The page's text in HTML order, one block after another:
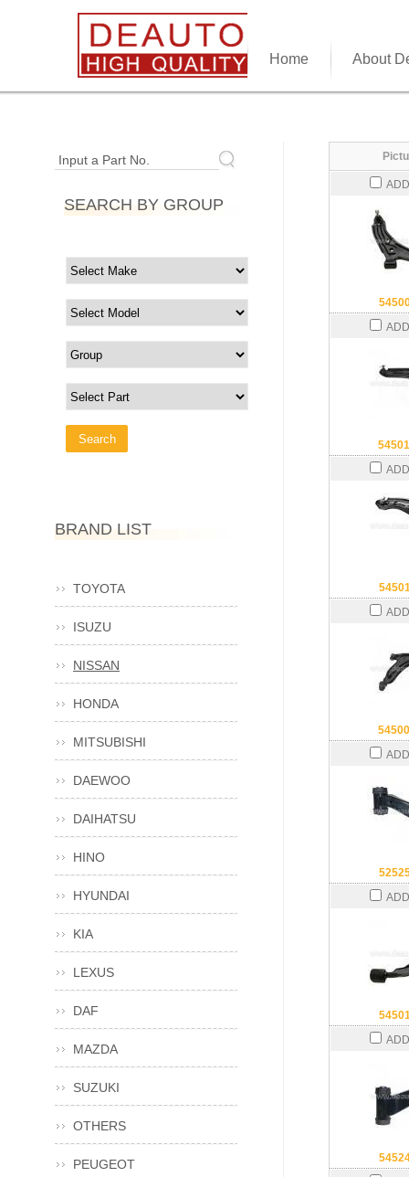
Home About
Input a Part No.
SEARCH BY GROUP
BRAND LIST
TOYOTA
ISUZU
NISSAN
HONDA
MITSUBISHI
DAEWOO
DAIHATSU
HINO
HYUNDAI
KIA
LEXUS
DAF
MAZDA
SUZUKI
OTHERS
PEUGEOT